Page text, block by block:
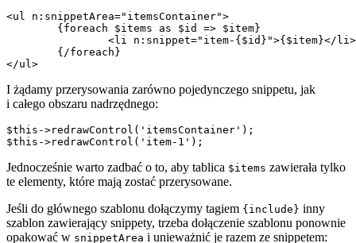
<ul n:snippetArea="itemsContainer">
I żądamy przerysowania zarówno pojedynczego snippetu, jak
i całego obszaru nadrzędnego:
$this->redrawControl('itemsContainer');
Jednocześnie warto zadbać o to, aby tablica $items zawierała tylko
te elementy, które mają zostać przerysowane.
Jeśli do głównego szablonu dołączymy tagiem {include} inny
szablon zawierający snippety, trzeba dołączenie szablonu ponownie
opakować w snippetArea i unieważnić je razem ze snippetem: